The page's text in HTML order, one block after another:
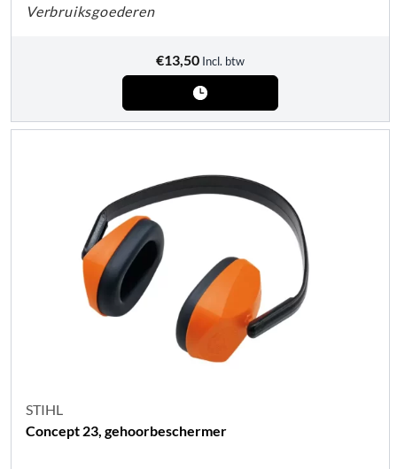
Verbruiksgoederen
€13,50 Incl. btw
STIHL
Concept 23, gehoorbeschermer